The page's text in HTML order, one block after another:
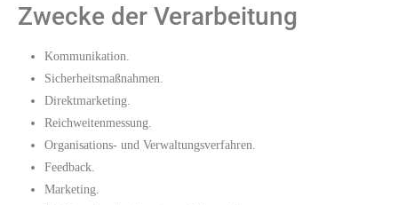
Zwecke der Verarbeitung
Kommunikation.
Sicherheitsmaßnahmen.
Direktmarketing.
Reichweitenmessung.
Organisations- und Verwaltungsverfahren.
Feedback.
Marketing.